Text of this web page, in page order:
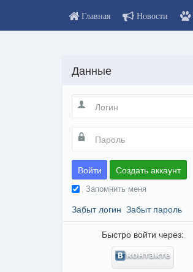
Главная Новости
Данные
Войти Создать аккаунт
Запомнить меня
Забыт логин Забыт пароль
Быстро войти через: